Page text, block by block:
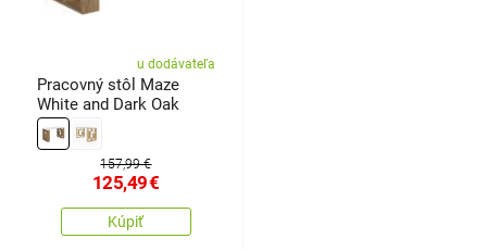
u dodávateľa
Pracovný stôl Maze
White and Dark Oak
157,99 €
125,49€
Kúpiť